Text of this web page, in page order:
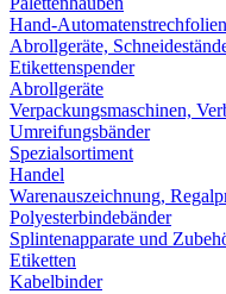
Hand-Automatenstrechfolien
Abrollgeräte,
Etikettenspender
Abrollgeräte
Verpackungsmaschinen,
Umreifungsbänder
Spezialsortiment
Handel
Warenauszeichnung,
Polyesterbindebänder
Splintenapparate und
Etiketten
Kabelbinder